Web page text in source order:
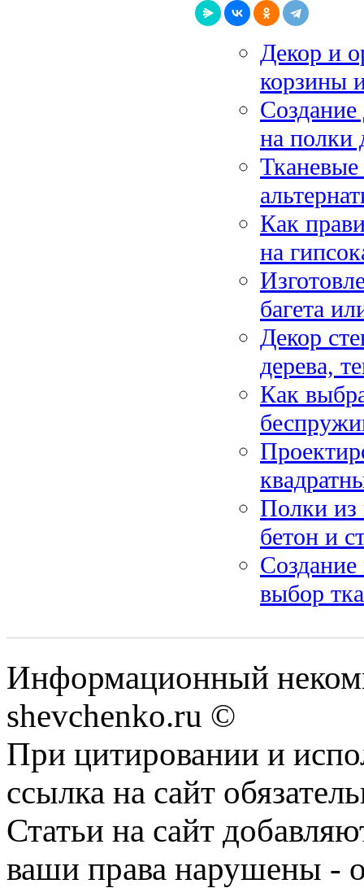
Декор и
корзины
Создание
на полки
Тканевые
Как
на
багета
Декор
дерева,
Как
Полки из
бетон и
Создание
выбор
Информационный
shevchenko.ru ©
При цитировании и
ссылка на сайт
Статьи на сайт
ваши права нарушены -